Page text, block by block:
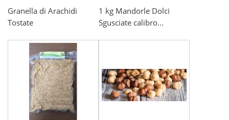
Granella di Arachidi
Tostate
1 kg Mandorle Dolci
Sgusciate calibro...